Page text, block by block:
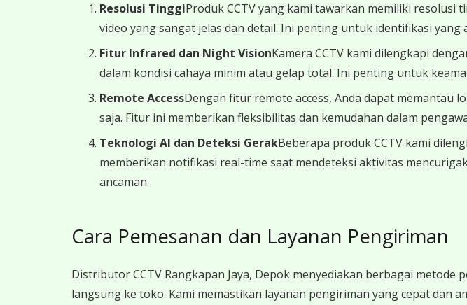
Resolusi TinggiProduk CCTV yang kami tawarkan memiliki resolusi
video yang sangat jelas dan detail. Ini penting untuk identifikasi yang
Fitur Infrared dan Night VisionKamera CCTV kami dilengkapi
dalam kondisi cahaya minim atau gelap total. Ini penting untuk
Remote AccessDengan fitur remote access, Anda dapat memantau
saja. Fitur ini memberikan fleksibilitas dan kemudahan dalam
Teknologi AI dan Deteksi GerakBeberapa produk CCTV kami
memberikan notifikasi real-time saat mendeteksi aktivitas
ancaman.
Cara Pemesanan dan Layanan Pengiriman
Distributor CCTV Rangkapan Jaya, Depok menyediakan berbagai
langsung ke toko. Kami memastikan layanan pengiriman yang cepat dan